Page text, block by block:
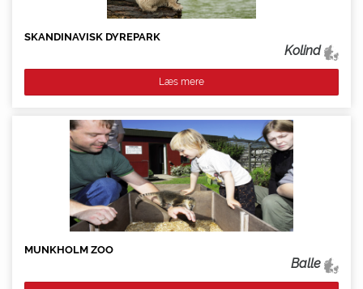
SKANDINAVISK DYREPARK
Kolind
Læs mere
MUNKHOLM ZOO
Balle